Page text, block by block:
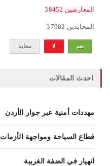
38452 المعارضين
37982 المحايدين
محايد لا نعم
احدث المقالات
مهددات أمنية عبر جوار الأردن
قطاع السياحة ومواجهة الأزمات
انهيار في الضفة الغربية